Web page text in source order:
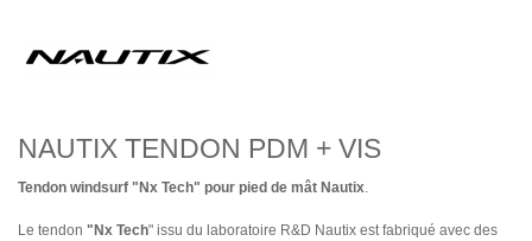
NAUTIX TENDON PDM + VIS
Tendon windsurf "Nx Tech" pour pied de mât Nautix.
Le tendon "Nx Tech" issu du laboratoire R&D Nautix est fabriqué avec des